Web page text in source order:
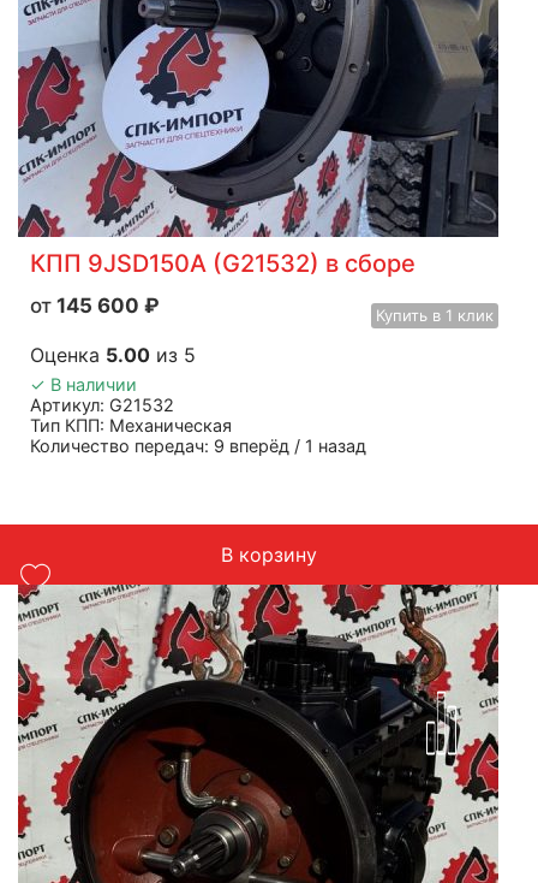
КПП 9JSD150A (G21532) в сборе
145 600 ₽ Купить в 1 клик
Оценка 5.00 из 5
✓ В наличии
Артикул: G21532
Тип КПП: Механическая
Количество передач: 9 вперёд / 1 назад
В корзину